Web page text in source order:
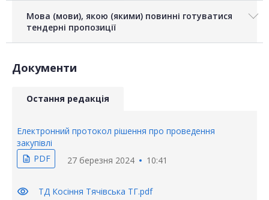
Мова (мови), якою (якими) повинні готуватися
тендерні пропозиції
Документи
Остання редакція
Електронний протокол рішення про проведення
закупівлі
description PDF 27 березня 2024 10:41
visibility
ТД Косіння Тячівська ТГ.pdf